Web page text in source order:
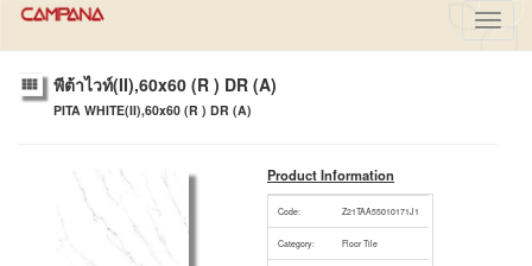
พีต้าไวท์(II),60x60 (R ) DR (A)
PITA WHITE(II),60x60 (R ) DR (A)
Product Information
Code: Z21TAA55010171J1
Category: Floor Tile